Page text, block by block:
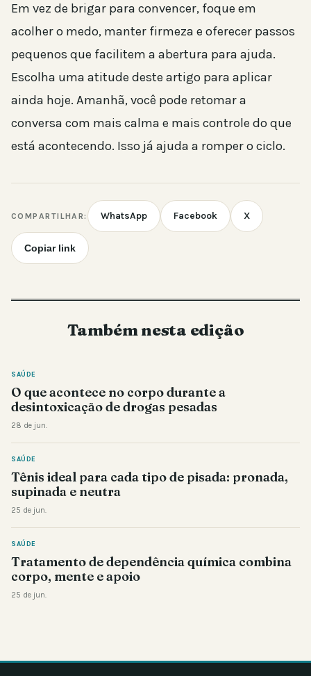
Em vez de brigar para convencer, foque em
acolher o medo, manter firmeza e oferecer passos
pequenos que facilitem a abertura para ajuda.
Escolha uma atitude deste artigo para aplicar
ainda hoje. Amanhã, você pode retomar a
conversa com mais calma e mais controle do que
está acontecendo. Isso já ajuda a romper o ciclo.
COMPARTILHAR: WhatsApp Facebook X
Copiar link
Também nesta edição
SAÚDE
O que acontece no corpo durante a
desintoxicação de drogas pesadas
28 de jun.
SAÚDE
Tênis ideal para cada tipo de pisada: pronada,
supinada e neutra
25 de jun.
SAÚDE
Tratamento de dependência química combina
corpo, mente e apoio
25 de jun.